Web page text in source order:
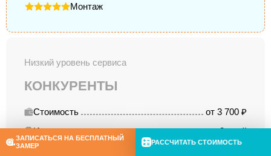
Монтаж
Низкий уровень сервиса
КОНКУРЕНТЫ
Стоимость
от 3 700 ₽
Изготовление
8 дней
Профиль
ЗАПИСАТЬСЯ НА БЕСПЛАТНЫЙ
ЗАМЕР
РАССЧИТАТЬ СТОИМОСТЬ